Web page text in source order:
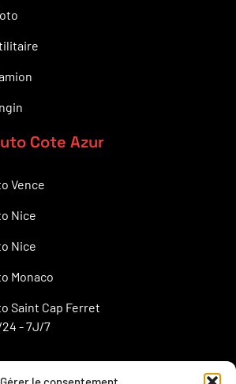
Cote Azur
Vence
Nice
Nice
Monaco
Saint Cap Ferret
- 7J/7